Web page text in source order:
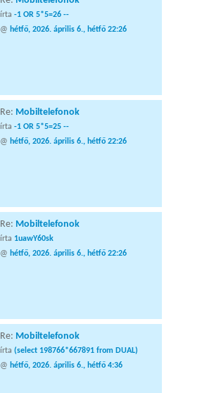
írta -1 OR 5*5=26 --
@ hétfő, 2026. április 6., hétfő 22:26
Re: Mobiltelefonok
írta -1 OR 5*5=25 --
@ hétfő, 2026. április 6., hétfő 22:26
Re: Mobiltelefonok
írta 1uawY60sk
@ hétfő, 2026. április 6., hétfő 22:26
Re: Mobiltelefonok
írta (select 198766*667891 from DUAL)
@ hétfő, 2026. április 6., hétfő 4:36